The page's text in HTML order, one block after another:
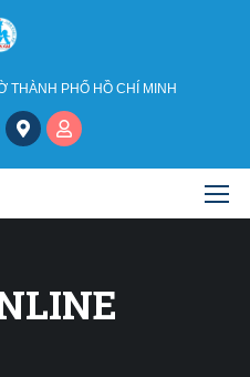
THÀNH PHỐ HỒ CHÍ MINH